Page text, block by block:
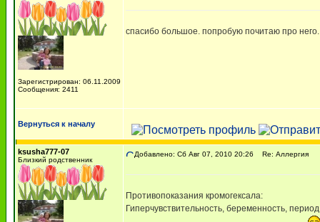
Зарегистрирован: 06.11.2009
Сообщения: 2411
спасибо большое. попробую почитаю про него.
Вернуться к началу
ksusha777-07
Близкий родственник
Добавлено: Сб Авг 07, 2010 20:26 Re: Аллергия
Противопоказания кромогексала:
Гиперчувствительность, беременность,